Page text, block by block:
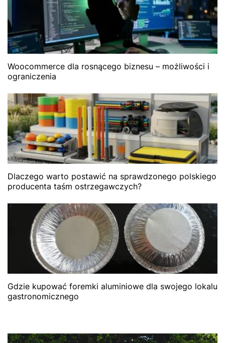
Woocommerce dla rosnącego biznesu – możliwości i
ograniczenia
Dlaczego warto postawić na sprawdzonego polskiego
producenta taśm ostrzegawczych?
Gdzie kupować foremki aluminiowe dla swojego lokalu
gastronomicznego